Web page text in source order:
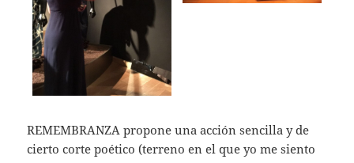
REMEMBRANZA propone una acción sencilla y de
cierto corte poético (terreno en el que yo me siento